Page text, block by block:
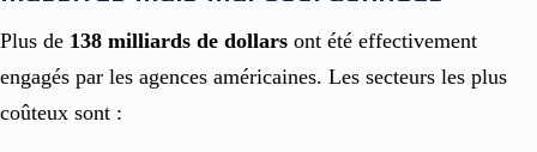
Plus de 138 milliards de dollars ont été effectivement
engagés par les agences américaines. Les secteurs les plus
coûteux sont :